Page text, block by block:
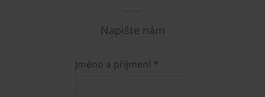
Napište nám
Jméno a příjmení *